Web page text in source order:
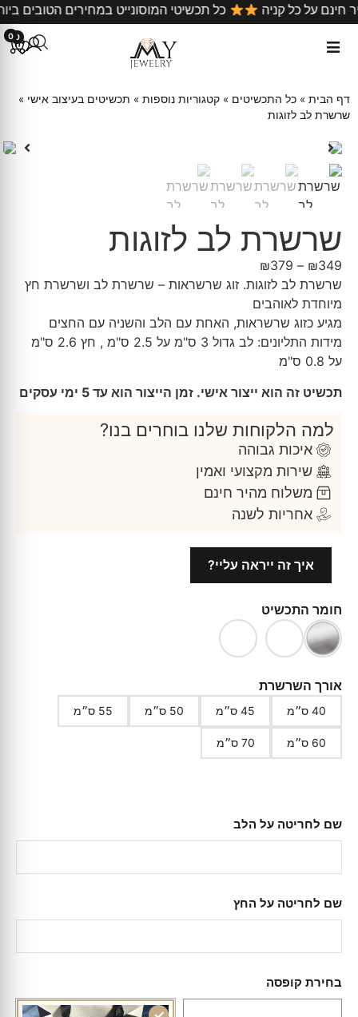
מהיר חינם על כל קניה כל תכשיטי המוסונייט במחירים
0 0
דף הבית » כל התכשיטים » קטגוריות נוספות » תכשיטים בעיצוב אישי »
שרשרת לב לזוגות
שרשרת לב לזוגות
₪349
–
₪379
שרשרת לב לזוגות. זוג שרשראות – שרשרת לב ושרשרת חץ
מיוחדת לאוהבים
מגיע כזוג שרשראות, האחת עם הלב והשניה עם החצים
מידות התליונים: לב גדול 3 ס"מ על 2.5 ס"מ , חץ 2.6 ס"מ
על 0.8 ס"מ
תכשיט זה הוא ייצור אישי. זמן הייצור הוא עד 5 ימי עסקים
למה הלקוחות שלנו בוחרים בנו?
איכות גבוהה
שירות מקצועי ואמין
משלוח מהיר חינם
אחריות לשנה
איך זה ייראה עליי?
חומר התכשיט
אורך השרשרת
40 ס״מ 45 ס״מ 50 ס״מ 55 ס״מ
60 ס״מ 70 ס״מ
שם לחריטה על הלב
שם לחריטה על החץ
בחירת קופסה